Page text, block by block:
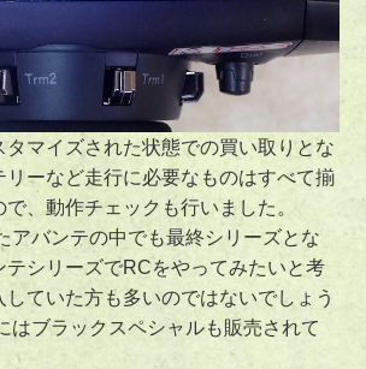
タマイズされた状態での買い取りとな
リーなど走行に必要なものはすべて揃
、動作チェックも行いました。
アバンテの中でも最終シリーズとな
テシリーズでRCをやってみたいと考
していた方も多いのではないでしょう
はブラックスペシャルも販売されて